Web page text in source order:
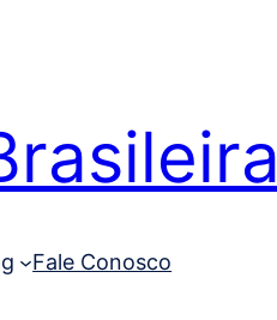
Fale Conosco